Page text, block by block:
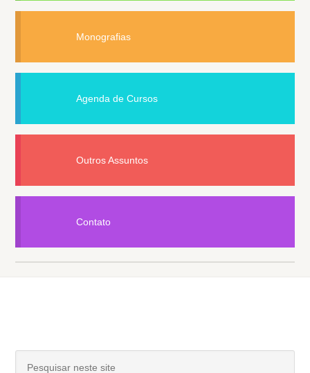
Monografias
Agenda de Cursos
Outros Assuntos
Contato